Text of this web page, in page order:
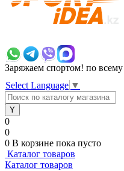
Заряжаем спортом! по
Select Language ▼
0
0
0 В корзине пока пусто
Каталог товаров
Каталог товаров